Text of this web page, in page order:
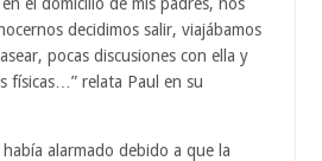
decidimos salir, viajábamos
pocas discusiones con ella y
físicas…” relata Paul en su
alarmado debido a que la